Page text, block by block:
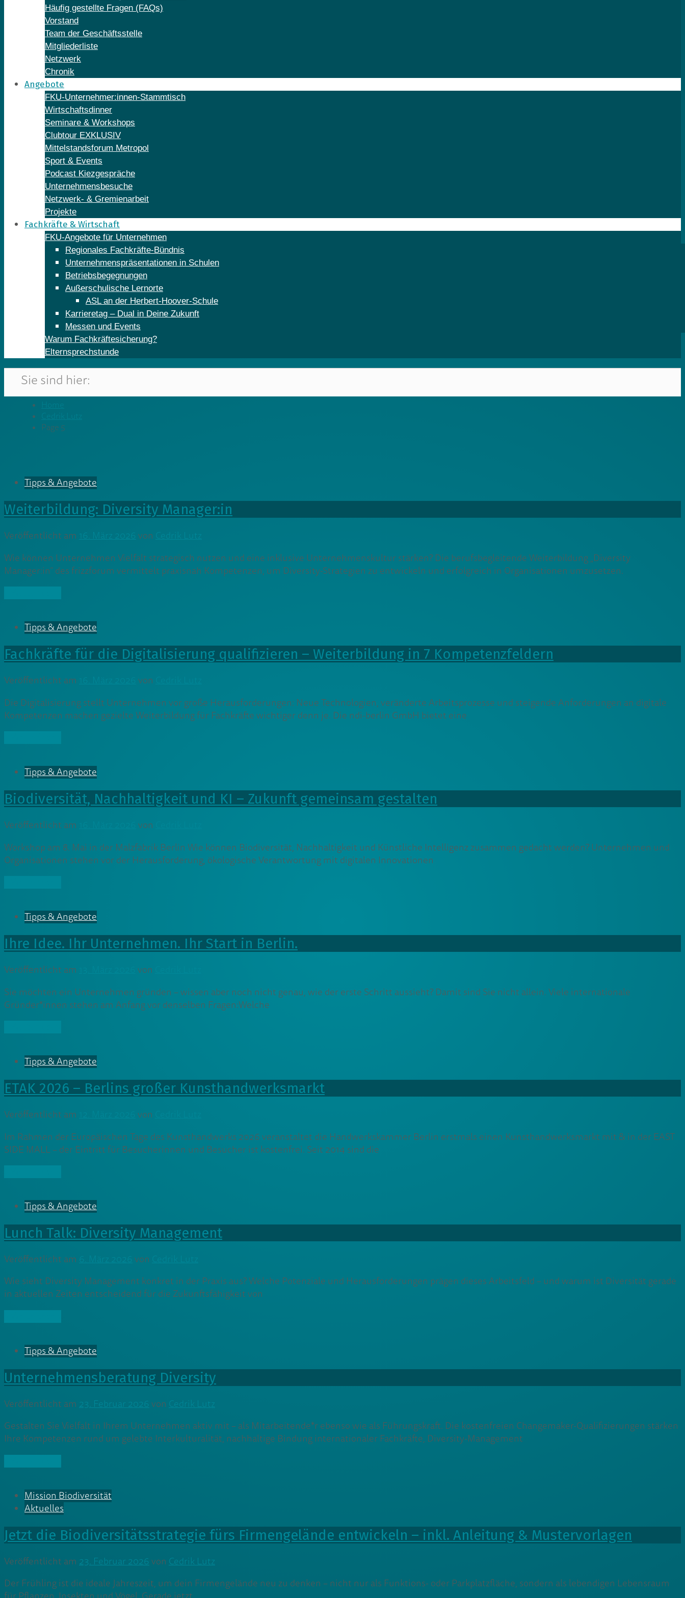
Häufig gestellte Fragen (FAQs)
Vorstand
Team der Geschäftsstelle
Mitgliederliste
Netzwerk
Chronik
Angebote
FKU-Unternehmer:innen-Stammtisch
Wirtschaftsdinner
Seminare & Workshops
Clubtour EXKLUSIV
Mittelstandsforum Metropol
Sport & Events
Podcast Kiezgespräche
Unternehmensbesuche
Netzwerk- & Gremienarbeit
Projekte
Fachkräfte & Wirtschaft
FKU-Angebote für Unternehmen
Regionales Fachkräfte-Bündnis
Unternehmenspräsentationen in Schulen
Betriebsbegegnungen
Außerschulische Lernorte
ASL an der Herbert-Hoover-Schule
Karrieretag – Dual in Deine Zukunft
Messen und Events
Warum Fachkräftesicherung?
Elternsprechstunde
Sie sind hier:
Page 5
Tipps & Angebote
Weiterbildung: Diversity Manager:in
Veröffentlicht am 16. März 2026 von
Wie können Unternehmen Vielfalt strategisch nutzen und eine inklusive Unternehmenskultur stärken? Die berufsbegleitende Weiterbildung „Diversity
Manager:in“ des frizzforum vermittelt praxisnah Kompetenzen, um Diversity-Strategien zu entwickeln und erfolgreich in Organisationen umzusetzen.
Tipps & Angebote
Fachkräfte für die Digitalisierung qualifizieren – Weiterbildung in 7 Kompetenzfeldern
Veröffentlicht am von
Die Digitalisierung stellt Unternehmen vor große Herausforderungen: Neue Technologien, veränderte Arbeitsprozesse und steigende Anforderungen an digitale
Kompetenzen machen gezielte Weiterbildung für Fachkräfte wichtiger denn je. Die ndi-berlin GmbH bietet eine
Tipps & Angebote
Biodiversität, Nachhaltigkeit und KI – Zukunft gemeinsam gestalten
Veröffentlicht am von
Workshop am 8. Mai in der Malzfabrik Berlin Wie können Biodiversität, Nachhaltigkeit und Künstliche Intelligenz zusammen gedacht werden? Unternehmen und
Organisationen stehen vor der Herausforderung, ökologische Verantwortung mit digitalen Innovationen
Tipps & Angebote
Ihre Idee. Ihr Unternehmen. Ihr Start in Berlin.
Veröffentlicht am von
Sie möchten ein Unternehmen gründen – wissen aber noch nicht genau, wie der erste Schritt aussieht? Damit sind Sie nicht allein. Viele internationale
Gründer*innen stehen am Anfang vor denselben Fragen:Welche
Tipps & Angebote
ETAK 2026 – Berlins großer Kunsthandwerksmarkt
Veröffentlicht am von
Im Rahmen der Europäischen Tage des Kunsthandwerks 2026 veranstaltet die Handwerkskammer Berlin erstmals einen Kunsthandwerksmarkt mit & in der EAST
SIDE MALL – der Eintritt für Besucherinnen und Besucher ist kostenfrei. Seit 2014 sind die
Tipps & Angebote
Lunch Talk: Diversity Management
Veröffentlicht am 6. März 2026 von
Wie sieht Diversity Management konkret in der Praxis aus? Welche Potenziale und Herausforderungen prägen dieses Arbeitsfeld – und warum ist Diversität gerade
in aktuellen Zeiten entscheidend für die Zukunftsfähigkeit von
Tipps & Angebote
Unternehmensberatung Diversity
Veröffentlicht am 23. Februar 2026von Cedrik Lutz
Gestalten Sie Vielfalt in Ihrem Unternehmen aktiv mit – als Mitarbeitende*r ebenso wie als Führungskraft. Die kostenfreien Changemaker-Qualifizierungen stärken
Ihre Kompetenzen rund um gelebte Interkulturalität, nachhaltige Bindung internationaler Fachkräfte, Diversity-Management
Mission Biodiversität
Aktuelles
Jetzt die Biodiversitätsstrategie fürs Firmengelände entwickeln – inkl. Anleitung & Mustervorlagen
Veröffentlicht am 23. Februar 2026von Cedrik Lutz
Der Frühling ist die ideale Jahreszeit, um dein Firmengelände neu zu denken – nicht nur als Funktions- oder Parkplatzfläche, sondern als lebendigen Lebensraum